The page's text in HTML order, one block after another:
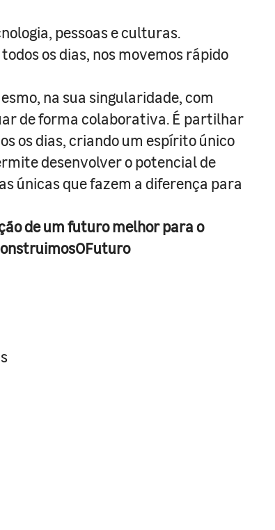
pessoas e culturas.
os dias, nos movemos rápido
na sua singularidade, com
de forma colaborativa. É partilhar
os dias, criando um espírito único
desenvolver o potencial de
únicas que fazem a diferença para
de um futuro melhor para o